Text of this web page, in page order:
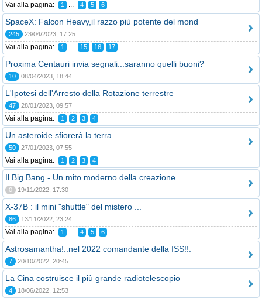
Vai alla pagina: 1 ... 4 5 6
SpaceX: Falcon Heavy,il razzo più potente del mond
245 23/04/2023, 17:25
Vai alla pagina: 1 ... 15 16 17
Proxima Centauri invia segnali...saranno quelli buoni?
10 08/04/2023, 18:44
L'Ipotesi dell'Arresto della Rotazione terrestre
47 28/01/2023, 09:57
Vai alla pagina: 1 2 3 4
Un asteroide sfiorerà la terra
50 27/01/2023, 07:55
Vai alla pagina: 1 2 3 4
Il Big Bang - Un mito moderno della creazione
0 19/11/2022, 17:30
X-37B : il mini "shuttle" del mistero ...
86 13/11/2022, 23:24
Vai alla pagina: 1 ... 4 5 6
Astrosamantha!..nel 2022 comandante della ISS!!.
7 20/10/2022, 20:45
La Cina costruisce il più grande radiotelescopio
4 18/06/2022, 12:53